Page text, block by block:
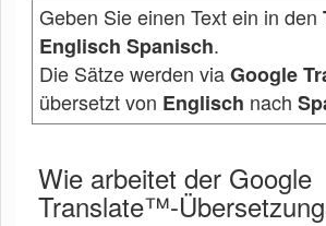
Geben Sie einen Text ein in den
Englisch Spanisch.
Die Sätze werden viaGoogle
übersetzt von Englisch nach
Wie arbeitet der Google
Translate™-